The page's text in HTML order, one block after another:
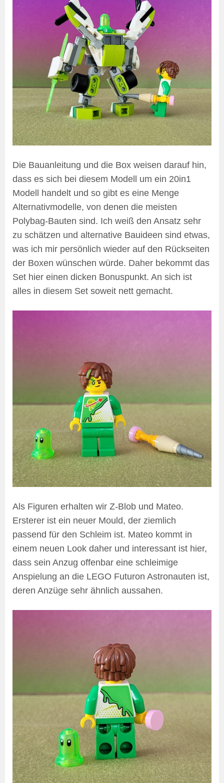
Die Bauanleitung und die Box weisen darauf hin,
dass es sich bei diesem Modell um ein 20in1
Modell handelt und so gibt es eine Menge
Alternativmodelle, von denen die meisten
Polybag-Bauten sind. Ich weiß den Ansatz sehr
zu schätzen und alternative Bauideen sind etwas,
was ich mir persönlich wieder auf den Rückseiten
der Boxen wünschen würde. Daher bekommt das
Set hier einen dicken Bonuspunkt. An sich ist
alles in diesem Set soweit nett gemacht.
Als Figuren erhalten wir Z-Blob und Mateo.
Ersterer ist ein neuer Mould, der ziemlich
passend für den Schleim ist. Mateo kommt in
einem neuen Look daher und interessant ist hier,
dass sein Anzug offenbar eine schleimige
Anspielung an die LEGO Futuron Astronauten ist,
deren Anzüge sehr ähnlich aussahen.